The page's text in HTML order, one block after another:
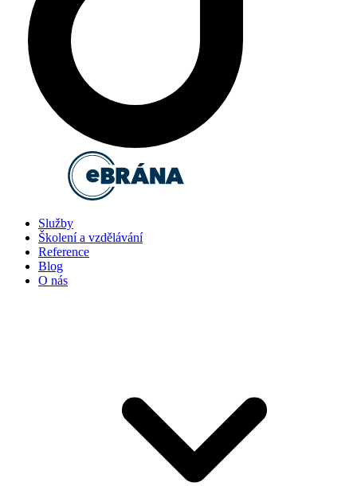
Služby
Školení a vzdělávání
Reference
Blog
O nás